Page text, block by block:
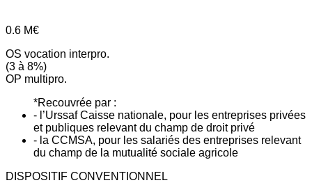
0.6 M€
OS vocation interpro.
(3 à 8%)
OP multipro.
*Recouvrée par :
- l’Urssaf Caisse nationale, pour les entreprises privées
et publiques relevant du champ de droit privé
- la CCMSA, pour les salariés des entreprises relevant
du champ de la mutualité sociale agricole
DISPOSITIF CONVENTIONNEL